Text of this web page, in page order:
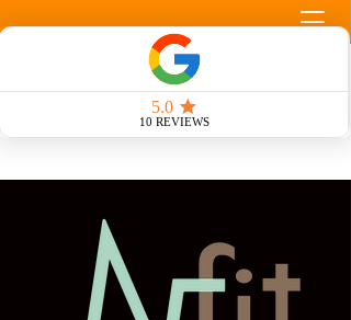
Llamada Gratuita